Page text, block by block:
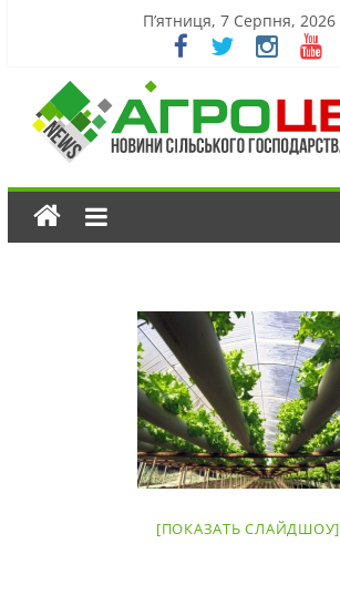
П’ятниця, 7 Серпня, 2026
[ПОКАЗАТЬ СЛАЙДШОУ]